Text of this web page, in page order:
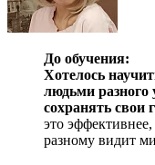
До обучения:
Хотелось
людьми разного
сохранять свои
это
разному видит